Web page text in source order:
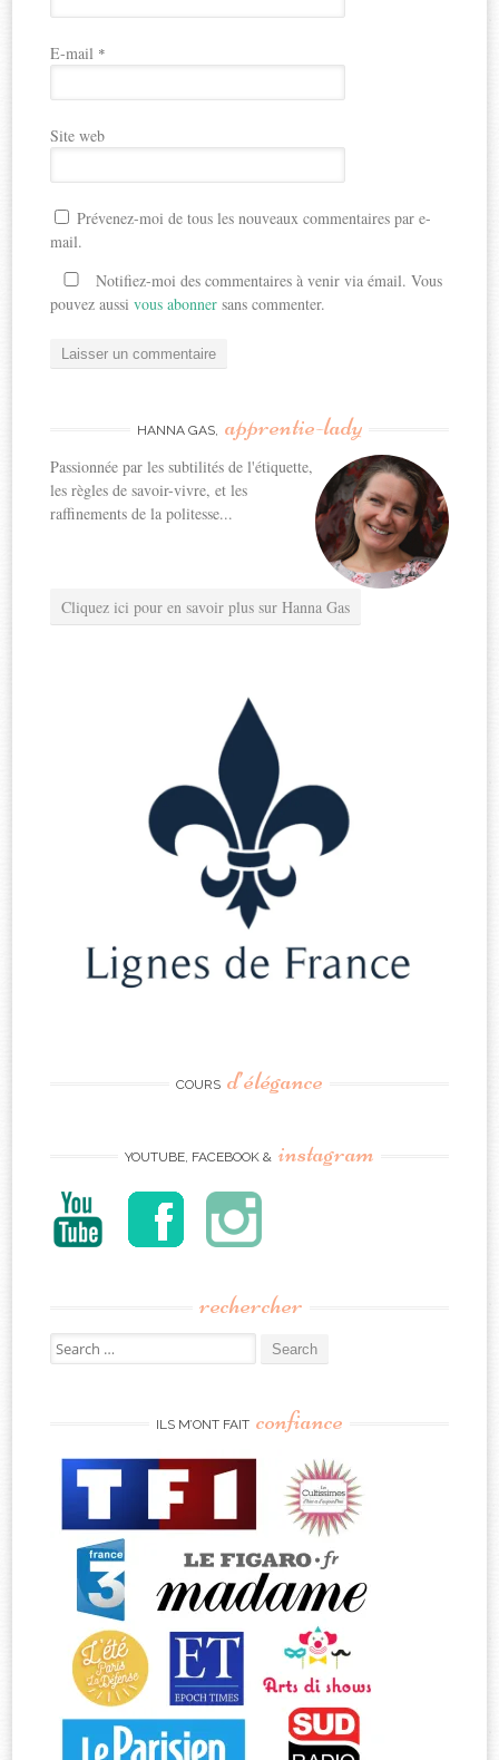
E-mail *
Site web
Prévenez-moi de tous les nouveaux commentaires par e-
mail.
Notifiez-moi des commentaires à venir via émail. Vous
pouvez aussivous abonner sans commenter.
HANNA GAS, apprentie-lady
Passionnée par les subtilités de l'étiquette,
les règles de savoir-vivre, et les
raffinements de la politesse...
Cliquez ici pour en savoir plus sur Hanna Gas
COURS d’élégance
YOUTUBE, FACEBOOK & instagram
rechercher
Search
for:
ILS M’ONT FAIT confiance